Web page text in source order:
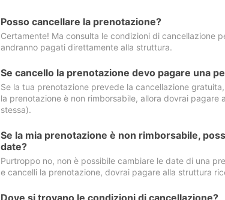
Posso cancellare la prenotazione?
Certamente! Ma consulta le condizioni di cancellazione
andranno pagati direttamente alla struttura.
Se cancello la prenotazione devo pagare una
Se la tua prenotazione prevede la cancellazione
la prenotazione è non rimborsabile, allora dovrai
stessa).
Se la mia prenotazione è non rimborsabile,
date?
Purtroppo no, non è possibile cambiare le date di una
e cancelli la prenotazione, dovrai pagare alla struttura
Dove si trovano le condizioni di cancellazione?